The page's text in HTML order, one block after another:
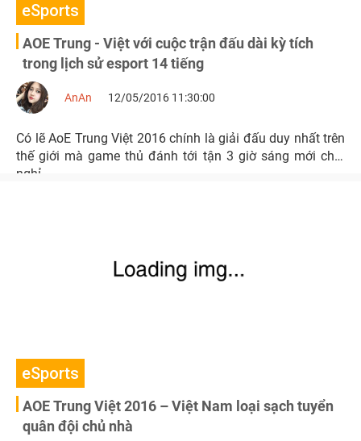
eSports
AOE Trung - Việt với cuộc trận đấu dài kỳ tích
trong lịch sử esport 14 tiếng
AnAn 12/05/2016 11:30:00
Có lẽ AoE Trung Việt 2016 chính là giải đấu duy nhất trên
thế giới mà game thủ đánh tới tận 3 giờ sáng mới chịu
nghỉ.
eSports
AOE Trung Việt 2016 – Việt Nam loại sạch tuyển
quân đội chủ nhà